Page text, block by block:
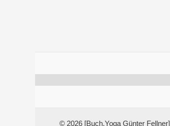
© 2026 [Buch.Yoga Günter Fellner]